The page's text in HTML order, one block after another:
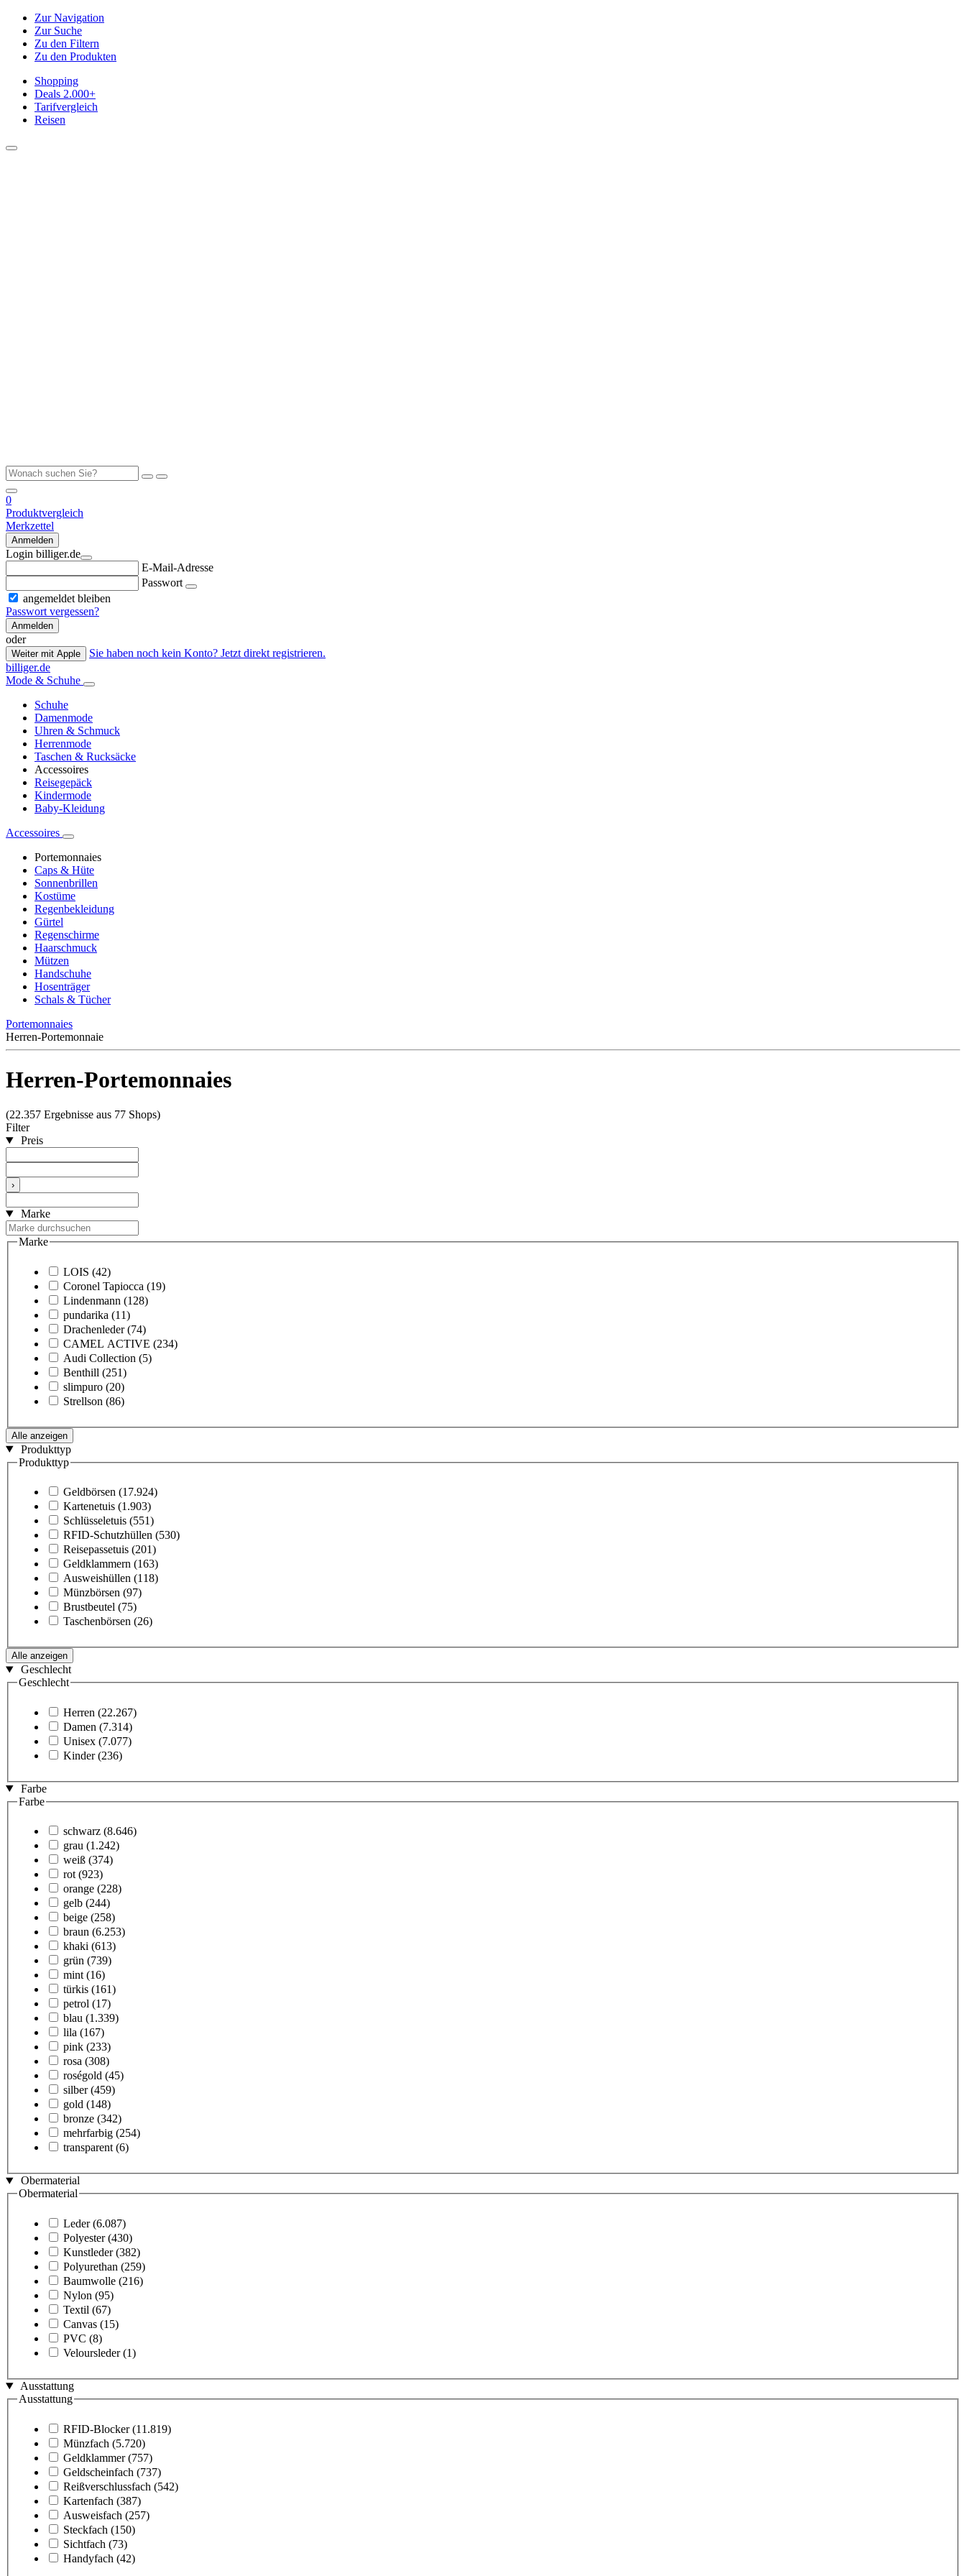
Zur Navigation
Zur Suche
Zu den Filtern
Zu den Produkten
Shopping
Deals 2.000+
Tarifvergleich
Reisen
0
Produktvergleich
Merkzettel
Anmelden
Login billiger.de
E-Mail-Adresse
Passwort
angemeldet bleiben
Passwort vergessen?
Anmelden
oder
Weiter mit Apple
Sie haben noch kein Konto? Jetzt direkt registrieren.
billiger.de
Mode & Schuhe
Schuhe
Damenmode
Uhren & Schmuck
Herrenmode
Taschen & Rucksäcke
Accessoires
Reisegepäck
Kindermode
Baby-Kleidung
Accessoires
Portemonnaies
Caps & Hüte
Sonnenbrillen
Kostüme
Regenbekleidung
Gürtel
Regenschirme
Haarschmuck
Mützen
Handschuhe
Hosenträger
Schals & Tücher
Portemonnaies
Herren-Portemonnaie
Herren-Portemonnaies
(22.357 Ergebnisse aus 77 Shops)
Filter
Preis
›
Marke
Marke
LOIS (42)
Coronel Tapiocca (19)
Lindenmann (128)
pundarika (11)
Drachenleder (74)
CAMEL ACTIVE (234)
Audi Collection (5)
Benthill (251)
slimpuro (20)
Strellson (86)
Alle anzeigen
Produkttyp
Produkttyp
Geldbörsen (17.924)
Kartenetuis (1.903)
Schlüsseletuis (551)
RFID-Schutzhüllen (530)
Reisepassetuis (201)
Geldklammern (163)
Ausweishüllen (118)
Münzbörsen (97)
Brustbeutel (75)
Taschenbörsen (26)
Alle anzeigen
Geschlecht
Geschlecht
Herren (22.267)
Damen (7.314)
Unisex (7.077)
Kinder (236)
Farbe
Farbe
schwarz (8.646)
grau (1.242)
weiß (374)
rot (923)
orange (228)
gelb (244)
beige (258)
braun (6.253)
khaki (613)
grün (739)
mint (16)
türkis (161)
petrol (17)
blau (1.339)
lila (167)
pink (233)
rosa (308)
roségold (45)
silber (459)
gold (148)
bronze (342)
mehrfarbig (254)
transparent (6)
Obermaterial
Obermaterial
Leder (6.087)
Polyester (430)
Kunstleder (382)
Polyurethan (259)
Baumwolle (216)
Nylon (95)
Textil (67)
Canvas (15)
PVC (8)
Veloursleder (1)
Ausstattung
Ausstattung
RFID-Blocker (11.819)
Münzfach (5.720)
Geldklammer (757)
Geldscheinfach (737)
Reißverschlussfach (542)
Kartenfach (387)
Ausweisfach (257)
Steckfach (150)
Sichtfach (73)
Handyfach (42)